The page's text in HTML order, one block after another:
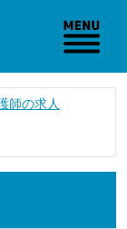
師の求人